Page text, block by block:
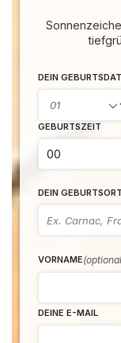
DEIN
GEBURTSZEIT
DEIN GEBURTSORT
VORNAME
DEINE E-MAIL